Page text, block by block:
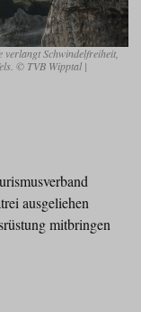
Schwindelfreiheit,
© TVB Wipptal |
ausgeliehen
mitbringen